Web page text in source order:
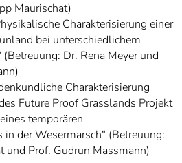
Maurischat)
Charakterisierung einer
bei unterschiedlichem
Dr. Rena Meyer und
Charakterisierung
Future Proof Grasslands Projekt
temporären
der Wesermarsch“ (Betreuung:
und Prof. Gudrun Massmann)